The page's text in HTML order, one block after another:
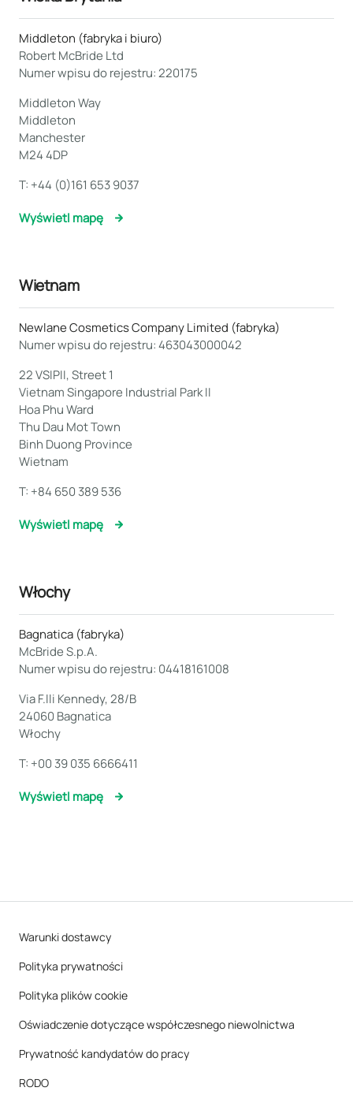
Middleton (fabryka i biuro)
Robert McBride Ltd
Numer wpisu do rejestru: 220175
Middleton Way
Middleton
Manchester
M24 4DP
T: +44 (0)161 653 9037
Wyświetl mapę
Wietnam
Newlane Cosmetics Company Limited (fabryka)
Numer wpisu do rejestru: 463043000042
22 VSIPII, Street 1
Vietnam Singapore Industrial Park II
Hoa Phu Ward
Thu Dau Mot Town
Binh Duong Province
Wietnam
T: +84 650 389 536
Wyświetl mapę
Włochy
Bagnatica (fabryka)
McBride S.p.A.
Numer wpisu do rejestru: 04418161008
Via F.lli Kennedy, 28/B
24060 Bagnatica
Włochy
T: +00 39 035 6666411
Wyświetl mapę
Warunki dostawcy
Polityka prywatności
Polityka plików cookie
Oświadczenie dotyczące współczesnego niewolnictwa
Prywatność kandydatów do pracy
RODO